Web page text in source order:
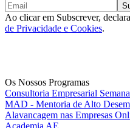
Ao clicar em Subscrever,
de Privacidade e Cookies.
Os Nossos Programas
Consultoria Empresarial
MAD - Mentoria de Alto
Alavancagem nas Empresas
Academia AE